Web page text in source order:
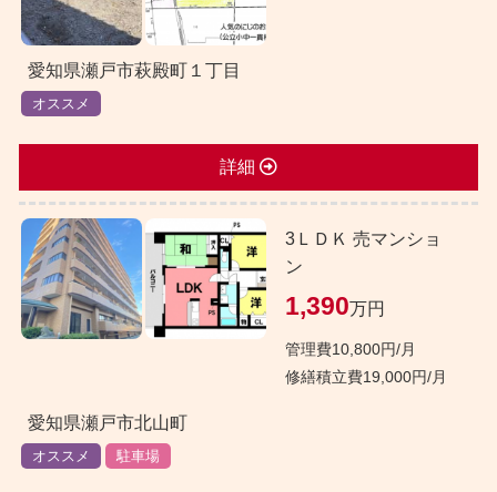
愛知県瀬戸市萩殿町１丁目
オススメ
詳細
3ＬＤＫ 売マンショ
ン
1,390万円
管理費10,800円/月
修繕積立費19,000円/月
愛知県瀬戸市北山町
オススメ 駐車場